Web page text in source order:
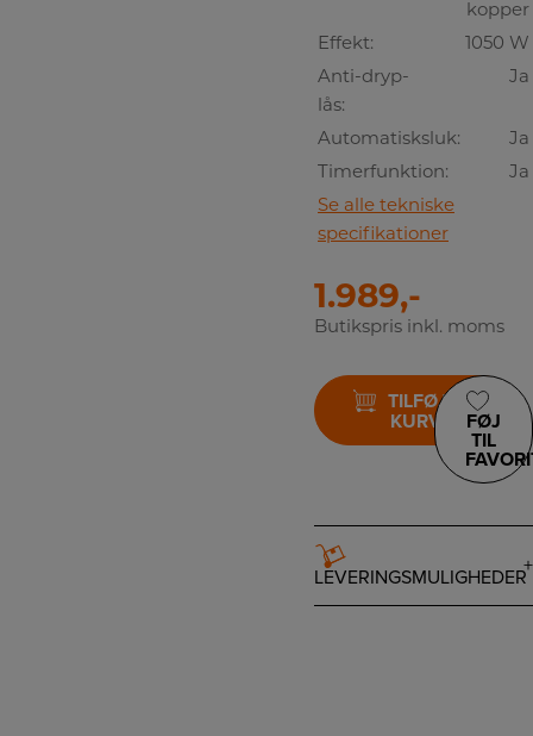
kopper
Effekt:
1050 W
Anti-dryp-
lås:
Ja
Automatisksluk:
Ja
Timerfunktion:
Ja
Se alle tekniske
specifikationer
1.989,-
Butikspris inkl. moms
TILFØJ TIL
KURV
FØJ
TIL
LEVERINGSMULIGHEDER